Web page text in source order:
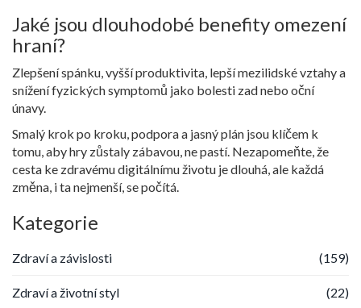
Jaké jsou dlouhodobé benefity omezení
hraní?
Zlepšení spánku, vyšší produktivita, lepší mezilidské vztahy a
snížení fyzických symptomů jako bolesti zad nebo oční
únavy.
Smalý krok po kroku, podpora a jasný plán jsou klíčem k
tomu, aby hry zůstaly zábavou, ne pastí. Nezapomeňte, že
cesta ke zdravému digitálnímu životu je dlouhá, ale každá
změna, i ta nejmenší, se počítá.
Kategorie
Zdraví a závislosti (159)
Zdraví a životní styl (22)